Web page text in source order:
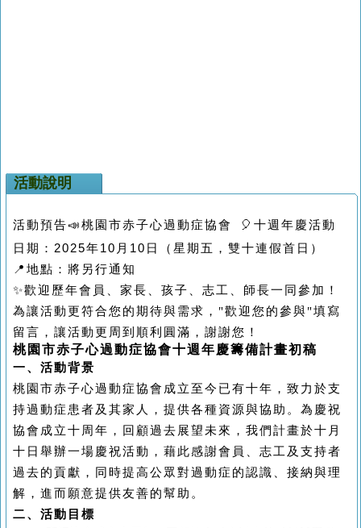
活動說明
活動預告📣桃園市赤子心過動症協會 🎈 十週年慶活動
日期： 2025年10 月 10 日（星期五，雙十連假首日）
📍 地點：將另行通知
✨歡迎歷年會員、家長、孩子、志工、師長一同參加！
為讓活動更符合您的期待與需求，"歡迎您的參與"填寫
留言，讓活動更周到順利圓滿，謝謝您！
桃園市赤子心過動症協會十週年慶籌備計畫初稿
一、活動背景
桃園市赤子心過動症協會成立至今已有十年，致力於支
持過動症患者及其家人，提供各種資源與協助。為慶祝
協會成立十周年，回顧過去展望未來，我們計畫於十月
十日舉辦一場慶祝活動，藉此感謝會員、志工及支持者
過去的貢獻，同時提高公眾對過動症的認識、接納與理
解，進而願意提供友善的幫助。
二、活動目標